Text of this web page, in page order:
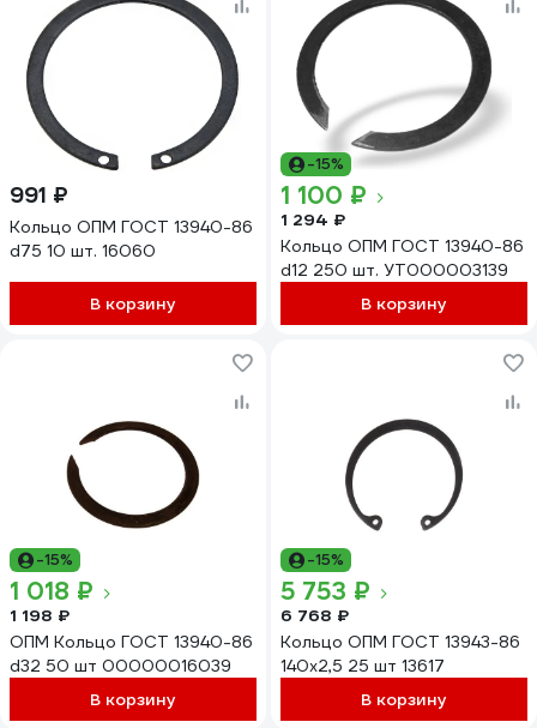
991 ₽
Кольцо ОПМ ГОСТ 13940-86
d75 10 шт. 16060
В корзину
-15%
1 100 ₽
1 294 ₽
Кольцо ОПМ ГОСТ 13940-86
d12 250 шт. УТ000003139
В корзину
-15%
1 018 ₽
1 198 ₽
ОПМ Кольцо ГОСТ 13940-86
d32 50 шт 00000016039
В корзину
-15%
5 753 ₽
6 768 ₽
Кольцо ОПМ ГОСТ 13943-86
140x2,5 25 шт 13617
В корзину